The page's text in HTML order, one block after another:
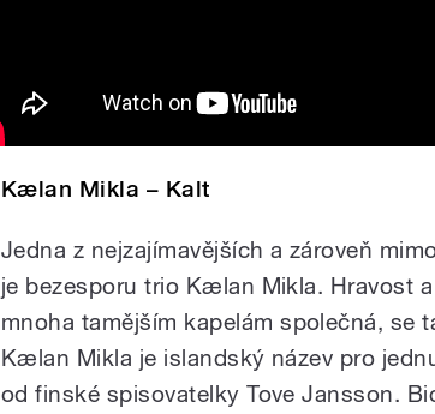
Kælan Mikla – Kalt
Jedna z nejzajímavějších a zároveň
je bezesporu trio Kælan Mikla. Hravost
mnoha tamějším kapelám společná, se
Kælan Mikla je islandský název pro
od finské spisovatelky Tove Jansson.